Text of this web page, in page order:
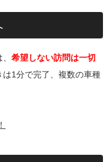
希望しない訪問は一切
1分で完了、複数の車種